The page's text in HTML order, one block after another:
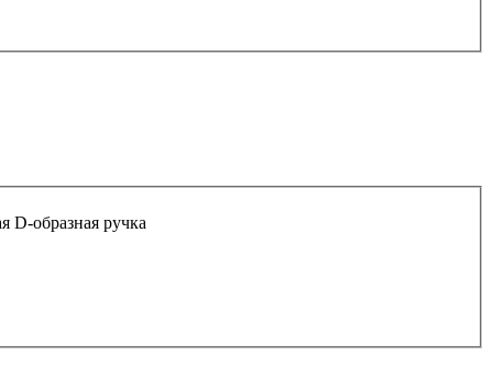
D-образная ручка